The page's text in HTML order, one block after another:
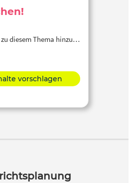
diesem Thema hinzu…
vorschlagen